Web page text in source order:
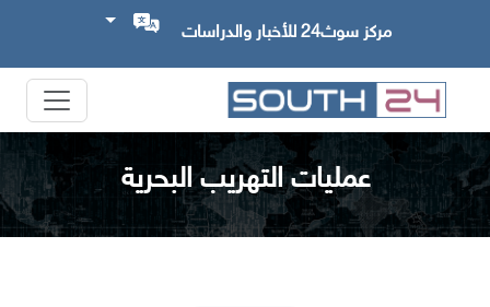
مركز سوث24 للأخبار والدراسات
عمليات التهريب البحرية